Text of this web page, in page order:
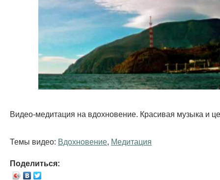
Видео-медитация на вдохновение. Красивая музыка и
Темы видео: Вдохновение Медитация
Поделиться: